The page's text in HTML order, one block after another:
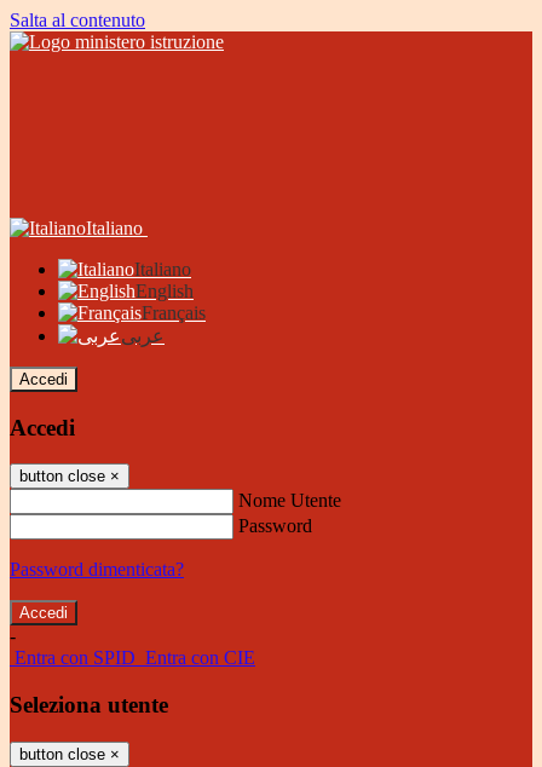
Salta al contenuto
Italiano
Italiano
English
Français
عربى
Accedi
Accedi
button close ×
Nome Utente
Password
Password dimenticata?
-
Entra con SPID Entra con CIE
Seleziona utente
button close ×